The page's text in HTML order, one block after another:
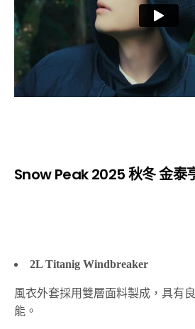
Snow Peak 2025 秋冬 金泰
2L Titanig Windbreaker
風衣外套採用雙層面料製成，具有
能。